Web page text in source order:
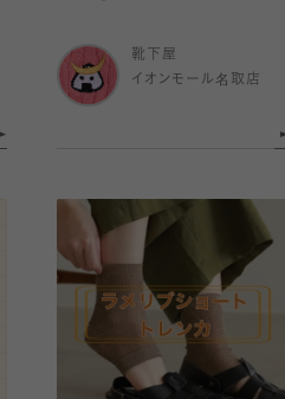
靴下屋
イオンモール名取店